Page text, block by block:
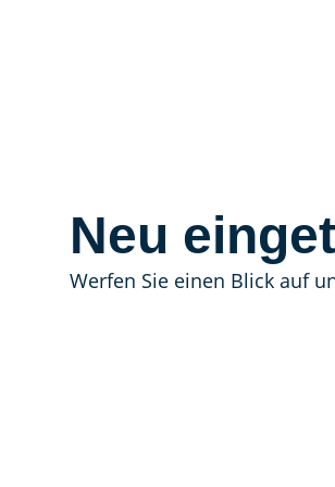
Neu
Werfen Sie einen Blick auf